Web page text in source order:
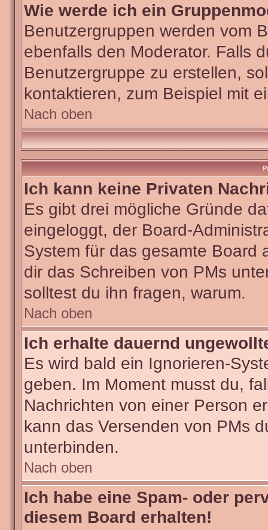
Wie werde ich ein
Benutzergruppen werden vom
ebenfalls den Moderator. Falls
Benutzergruppe zu erstellen,
kontaktieren, zum Beispiel mit
Nach oben
Ich kann keine Privaten
Es gibt drei mögliche Gründe
eingeloggt, der Board-
System für das gesamte Board
dir das Schreiben von PMs
solltest du ihn fragen, warum.
Nach oben
Ich erhalte dauernd
Es wird bald ein Ignorieren-
geben. Im Moment musst du,
Nachrichten von einer Person
kann das Versenden von PMs
unterbinden.
Nach oben
Ich habe eine Spam- oder
diesem Board erhalten!